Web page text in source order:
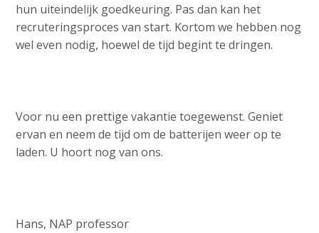
hun uiteindelijk goedkeuring. Pas dan kan het
recruteringsproces van start. Kortom we hebben nog
wel even nodig, hoewel de tijd begint te dringen.
Voor nu een prettige vakantie toegewenst. Geniet
ervan en neem de tijd om de batterijen weer op te
laden. U hoort nog van ons.
Hans, NAP professor